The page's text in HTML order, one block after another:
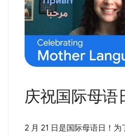
庆祝国际母语
2 月 21 日是国际母语日！